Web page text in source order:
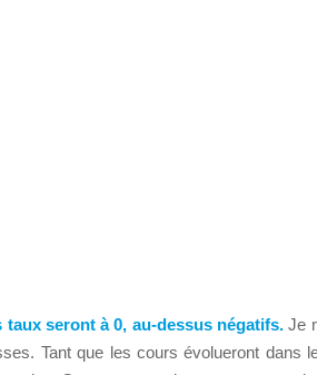
taux seront à 0, au-dessus négatifs. Je
Tant que les cours évolueront dans